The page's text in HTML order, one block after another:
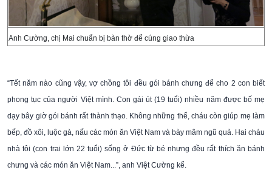
Anh Cường, chị Mai chuẩn bị bàn thờ để cúng giao thừa
“Tết năm nào cũng vậy, vợ chồng tôi đều gói bánh chưng để cho 2 con biết
phong tục của người Việt mình. Con gái út (19 tuổi) nhiều năm được bố mẹ
dạy bây giờ gói bánh rất thành thạo. Không những thế, cháu còn giúp mẹ làm
bếp, đồ xôi, luộc gà, nấu các món ăn Việt Nam và bày mâm ngũ quả. Hai cháu
nhà tôi (con trai lớn 22 tuổi) sống ở Đức từ bé nhưng đều rất thích ăn bánh
chưng và các món ăn Việt Nam...”, anh Việt Cường kể.